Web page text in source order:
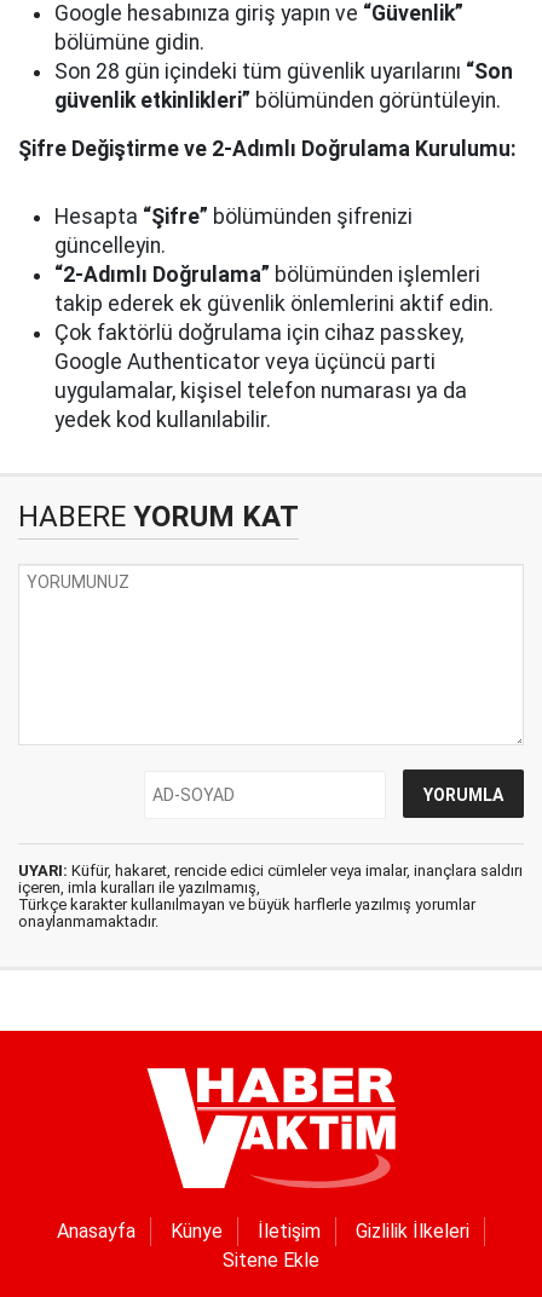
Google hesabınıza giriş yapın ve “Güvenlik”
bölümüne gidin.
Son 28 gün içindeki tüm güvenlik uyarılarını “Son
güvenlik etkinlikleri” bölümünden görüntüleyin.
Şifre Değiştirme ve 2-Adımlı Doğrulama Kurulumu:
Hesapta “Şifre” bölümünden şifrenizi
güncelleyin.
“2-Adımlı Doğrulama” bölümünden işlemleri
takip ederek ek güvenlik önlemlerini aktif edin.
Çok faktörlü doğrulama için cihaz passkey,
Google Authenticator veya üçüncü parti
uygulamalar, kişisel telefon numarası ya da
yedek kod kullanılabilir.
HABERE YORUM KAT
UYARI: Küfür, hakaret, rencide edici cümleler veya imalar, inançlara saldırı
içeren, imla kuralları ile yazılmamış,
Türkçe karakter kullanılmayan ve büyük harflerle yazılmış yorumlar
onaylanmamaktadır.
Anasayfa Künye İletişim
Gizlilik İlkeleri
Sitene Ekle